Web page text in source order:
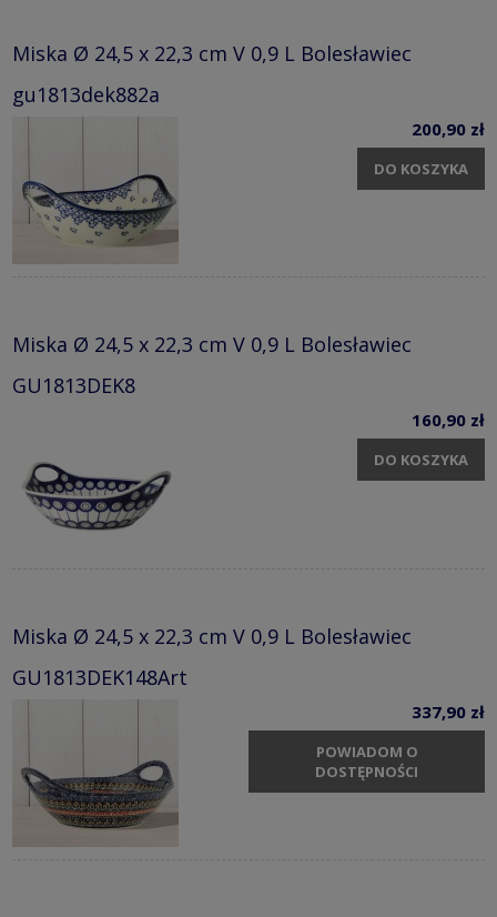
Miska Ø 24,5 x 22,3 cm V 0,9 L Bolesławiec
gu1813dek882a
200,90 zł
DO KOSZYKA
Miska Ø 24,5 x 22,3 cm V 0,9 L Bolesławiec
GU1813DEK8
160,90 zł
DO KOSZYKA
Miska Ø 24,5 x 22,3 cm V 0,9 L Bolesławiec
GU1813DEK148Art
337,90 zł
POWIADOM O
DOSTĘPNOŚCI